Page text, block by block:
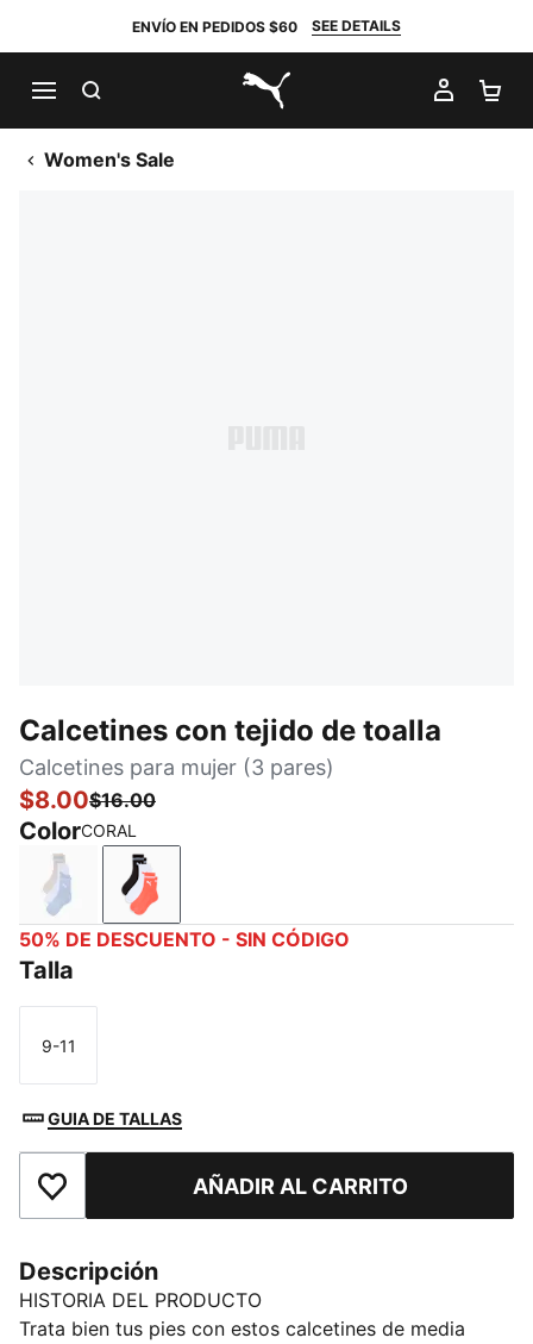
ENVÍO EN PEDIDOS $60 SEE DETAILS
PUMA.com
MI
Women's Sale
Calcetines con tejido de toalla
Calcetines para mujer (3 pares)
$8.00$16.00
ColorCORAL
LILAC
CORAL
50% DE DESCUENTO - SIN CÓDIGO
Talla
Talla
9-11
GUIA DE TALLAS
Añadir a la lista de deseosAÑADIR AL CARRITO
Descripción
HISTORIA DEL PRODUCTO
Trata bien tus pies con estos calcetines de media